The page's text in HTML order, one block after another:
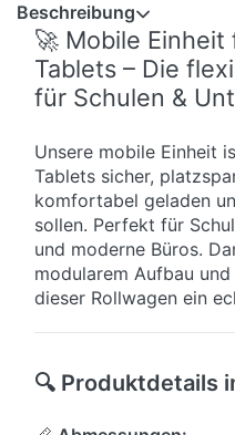
Beschreibung
🚀 Mobile
Tablets – Die
für Schulen &
Unsere mobile Einheit
Tablets sicher,
komfortabel geladen
sollen. Perfekt für
und moderne Büros.
modularem Aufbau
dieser Rollwagen ein
🔍 Produktdetails